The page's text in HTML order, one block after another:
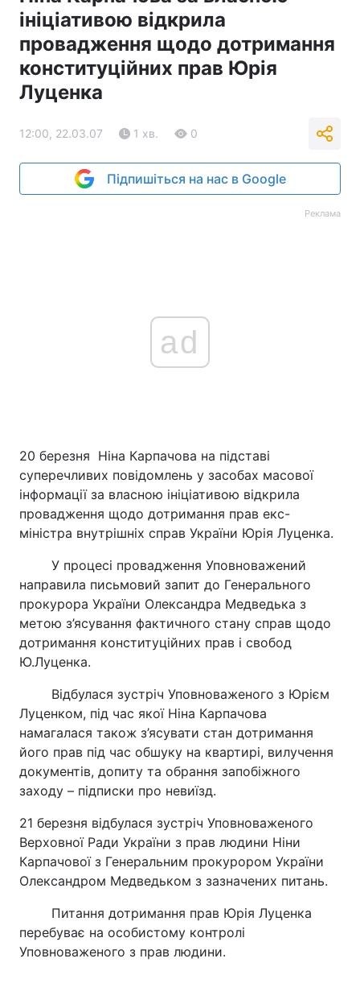
ініціативою відкрила
провадження щодо дотримання
конституційних прав Юрія
Луценка
12:00, 22.03.07 1 хв. 0
Підпишіться на нас в Google
Реклама
ad
20 березня Ніна Карпачова на підставі
суперечливих повідомлень у засобах масової
інформації за власною ініціативою відкрила
провадження щодо дотримання прав екс-
міністра внутрішніх справ України Юрія Луценка.
У процесі провадження Уповноважений
направила письмовий запит до Генерального
прокурора України Олександра Медведька з
метою з’ясування фактичного стану справ щодо
дотримання конституційних прав і свобод
Ю.Луценка.
Відбулася зустріч Уповноваженого з Юрієм
Луценком, під час якої Ніна Карпачова
намагалася також з’ясувати стан дотримання
його прав під час обшуку на квартирі, вилучення
документів, допиту та обрання запобіжного
заходу – підписки про невиїзд.
21 березня відбулася зустріч Уповноваженого
Верховної Ради України з прав людини Ніни
Карпачової з Генеральним прокурором України
Олександром Медведьком з зазначених питань.
Питання дотримання прав Юрія Луценка
перебуває на особистому контролі
Уповноваженого з прав людини.